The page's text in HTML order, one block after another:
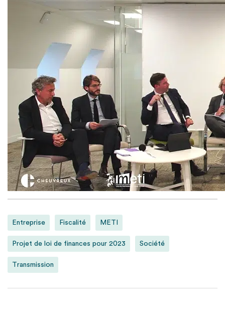
Entreprise Fiscalité METI
Projet de loi de finances pour 2023 Société
Transmission